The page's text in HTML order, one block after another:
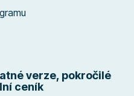
verze, pokročilé
ceník